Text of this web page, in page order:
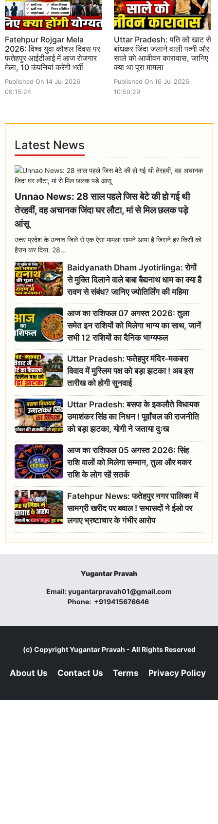
Fatehpur Rojgar Mela
2026: विश्व युवा कौशल दिवस पर
फतेहपुर आईटीआई में आज रोजगार
मेला, 10 कंपनियां करेंगी भर्ती
Published On 14 Jul 2026
09:15:24
Uttar Pradesh: पति को खाट से
बांधकर जिंदा जलाने वाली पत्नी और
साले को आजीवन कारावास, जानिए
क्या था पूरा मामला
Published On 16 Jul 2026
10:50:29
Latest News
Unnao News: 28 साल पहले जिस बेटे की हो गई थी
तेरहवीं, वह अचानक जिंदा घर लौटा, मां से मिल छलक पड़े
आंसू
उत्तर प्रदेश के उन्नाव जिले से एक ऐसा मामला सामने आया है जिसने हर किसी को
हैरान कर दिया. 28...
Baidyanath Dham Jyotirlinga: रोगों
से मुक्ति दिलाने वाले बाबा बैद्यनाथ धाम का क्या है
रावण से संबंध? जानिए ज्योतिर्लिंग की महिमा
आज का राशिफल 07 अगस्त 2026: तुला
समेत इन राशियों को मिलेगा भाग्य का साथ, जानें
सभी 12 राशियों का दैनिक भाग्यफल
Uttar Pradesh: फतेहपुर मंदिर-मकबरा
विवाद में मुस्लिम पक्ष को बड़ा झटका ! अब इस
तारीख को होगी सुनवाई
Uttar Pradesh: बसपा के इकलौते विधायक
उमाशंकर सिंह का निधन ! पूर्वांचल की राजनीति
को बड़ा झटका, योगी ने जताया दुःख
आज का राशिफल 05 अगस्त 2026: सिंह
राशि वालों को मिलेगा सम्मान, तुला और मकर
राशि के लोग रहें सतर्क
Fatehpur News: फतेहपुर नगर पालिका में
सामग्री खरीद पर बवाल ! सभासदों ने ईओ पर
लगाए भ्रष्टाचार के गंभीर आरोप
Yugantar Pravah
Email:yugantarpravah01@gmail.com
Phone: +919415676646
(c) CopyrightYugantar Pravah - All Rights Reserved
About Us Contact Us Terms Privacy Policy